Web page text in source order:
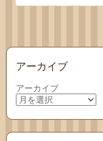
アーカイブ
アーカイブ